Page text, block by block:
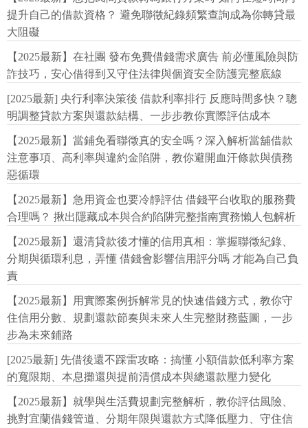
提升自己的借款資格？ 避免聯徵紀錄頻繁查詢成為你轉貸最
大阻礙
【2025最新】在社團 發布免費借錢需求廣告 前必懂風險與防
詐技巧，安心借得到又守住法律與個資安全防護完整底線
[2025最新] 央行利率決策後 借款利率排行 反應時間多快？聰
明調整貸款方案與還款結構、一步步教你實際評估成本
【2025最新】當鋪免看聯徵真的安全嗎？深入解析當舖借款
注意事項、高利率與違約金陷阱，教你避開血汗條款與債務
惡循環
【2025最新】急用資金也要冷靜評估 借錢平台收取的服務費
合理嗎？ 揪出隱藏成本與合約陷阱完整指南實務懶人包解析
【2025最新】還清貸款後才懂的信用真相：掌握聯徵紀錄、
分期與循環利息，弄懂 借錢會影響信用評分嗎 才能為自己負
責
【2025最新】用實際案例拆解常見的快速借錢方式，教你守
住信用分數、規劃還款節奏與未來人生完整財務藍圖，一步
步為未來鋪路
[2025最新] 先借後還不踩雷攻略：搞懂 小額借款低利率方案
的寬限期、本息攤還與提前清償成本與總還款壓力變化
【2025最新】就學與生活費規劃完整解析，教你評估風險、
挑對宜蘭借錢管道、分期年限與還款方式降低壓力、守住信